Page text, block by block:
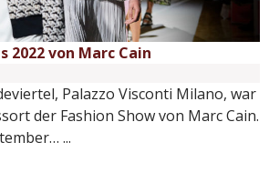
2022 von Marc Cain
Palazzo Visconti Milano, war
der Fashion Show von Marc Cain.
...